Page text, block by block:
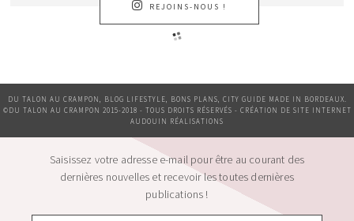
REJOINS-NOUS !
DU TALON AU CRAMPON, BLOG LIFESTYLE, BONS PLANS, CITY GUIDE MADE IN BORDEAUX.
©DU TALON AU CRAMPON 2015-2018 - TOUS DROITS RÉSERVÉS - CRÉATION DE SITE INTERNET
AUDOUIN RÉALISATIONS
Saisissez votre adresse e-mail pour être au courant des
dernières nouvelles et recevoir les toutes dernières
publications !